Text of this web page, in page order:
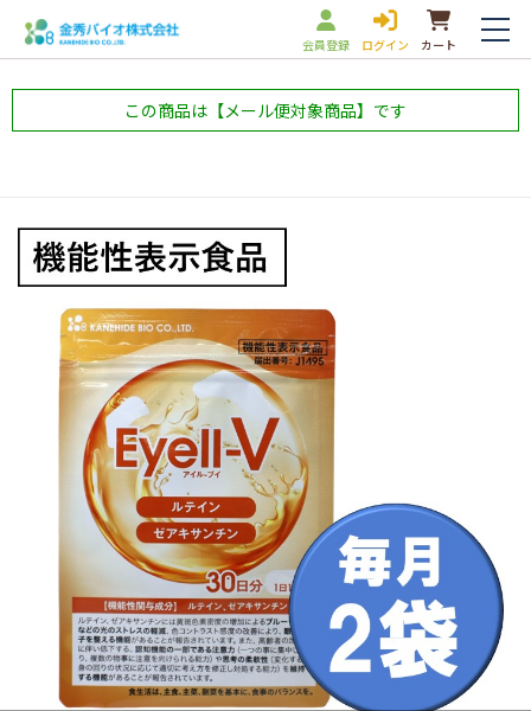
会員登録 ログイン カート
この商品は【メール便対象商品】です